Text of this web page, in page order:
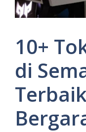
10+
di